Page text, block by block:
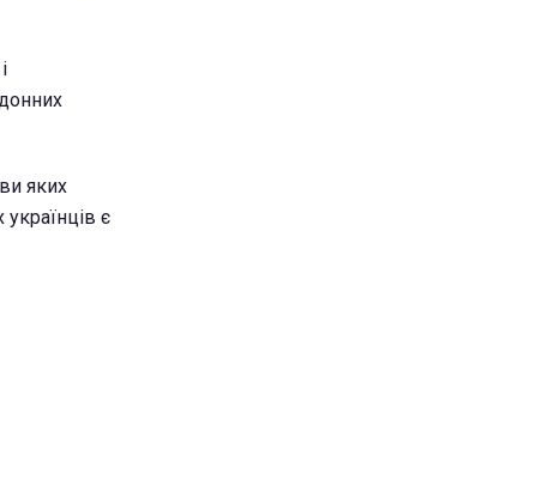
яких
є